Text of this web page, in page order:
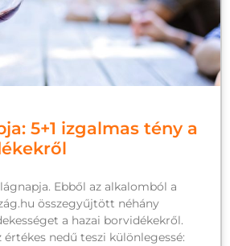
5+1 izgalmas tény a
Ebből az alkalomból a
összegyűjtött néhány
a hazai borvidékekről.
értékes nedű teszi különlegessé: